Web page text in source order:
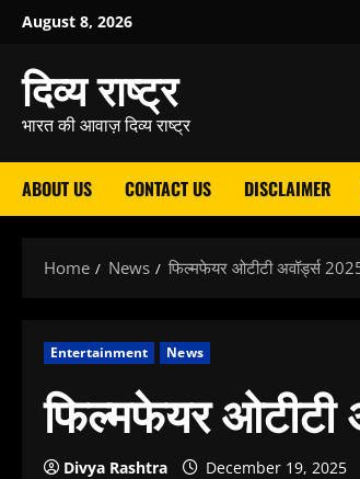
Skip
content
August 8, 2026
दिव्य राष्ट्र
भारत की आवाज़ दिव्य राष्ट्र
ABOUT US CONTACT US DISCLAIMER
Home News फिल्मफेयर ओटीटी अवॉर्ड्स
Entertainment News
फिल्मफेयर ओटीटी
Divya Rashtra December 19, 2025